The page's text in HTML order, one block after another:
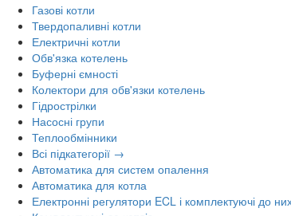
Газові котли
Твердопаливні котли
Електричні котли
Обв'язка котелень
Буферні ємності
Колектори для обв'язки котелень
Гідрострілки
Насосні групи
Теплообмінники
Всі підкатегорії →
Автоматика для систем опалення
Автоматика для котла
Електронні регулятори ECL і комплектуючі до